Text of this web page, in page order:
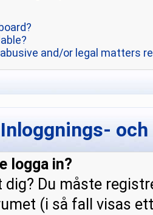
and/or legal matters
Inloggnings-
logga in?
dig? Du måste
(i så fall visas